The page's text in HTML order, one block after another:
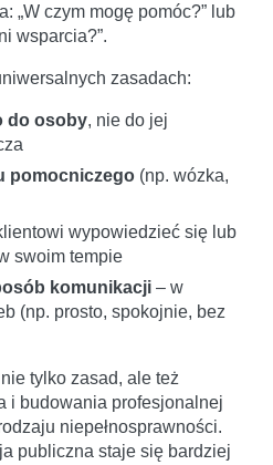
„W czym mogę pomóc?” lub
wsparcia?”.
zasadach:
do osoby, nie do jej
pomocniczego (np. wózka,
wypowiedzieć się lub
swoim tempie
komunikacji – w
(np. prosto, spokojnie, bez
tylko zasad, ale też
i budowania profesjonalnej
niepełnosprawności.
publiczna staje się bardziej